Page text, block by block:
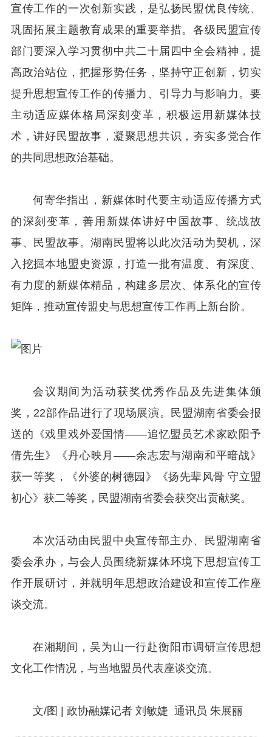
宣传工作的一次创新实践，是弘扬民盟优良传统、
巩固拓展主题教育成果的重要举措。各级民盟宣传
部门要深入学习贯彻中共二十届四中全会精神，提
高政治站位，把握形势任务，坚持守正创新，切实
提升思想宣传工作的传播力、引导力与影响力。要
主动适应媒体格局深刻变革，积极运用新媒体技
术，讲好民盟故事，凝聚思想共识，夯实多党合作
的共同思想政治基础。
何寄华指出，新媒体时代要主动适应传播方式
的深刻变革，善用新媒体讲好中国故事、统战故
事、民盟故事。湖南民盟将以此次活动为契机，深
入挖掘本地盟史资源，打造一批有温度、有深度、
有力度的新媒体精品，构建多层次、体系化的宣传
矩阵，推动宣传盟史与思想宣传工作再上新台阶。
会议期间为活动获奖优秀作品及先进集体颁
奖，22部作品进行了现场展演。民盟湖南省委会报
送的《戏里戏外爱国情——追忆盟员艺术家欧阳予
倩先生》《丹心映月——余志宏与湖南和平暗战》
获一等奖，《外婆的树德园》《扬先辈风骨 守立盟
初心》获二等奖，民盟湖南省委会获突出贡献奖。
本次活动由民盟中央宣传部主办、民盟湖南省
委会承办，与会人员围绕新媒体环境下思想宣传工
作开展研讨，并就明年思想政治建设和宣传工作座
谈交流。
在湘期间，吴为山一行赴衡阳市调研宣传思想
文化工作情况，与当地盟员代表座谈交流。
文/图 | 政协融媒记者 刘敏婕 通讯员 朱展丽